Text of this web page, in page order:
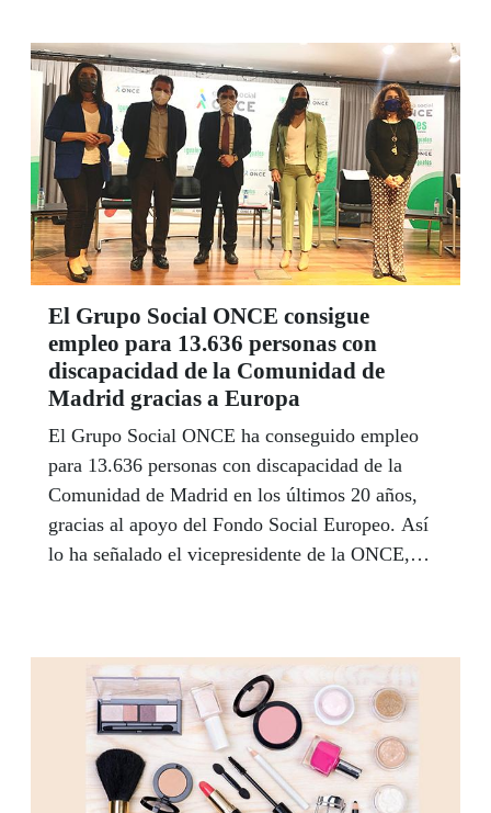
El Grupo Social ONCE consigue
empleo para 13.636 personas con
discapacidad de la Comunidad de
Madrid gracias a Europa
El Grupo Social ONCE ha conseguido empleo
para 13.636 personas con discapacidad de la
Comunidad de Madrid en los últimos 20 años,
gracias al apoyo del Fondo Social Europeo. Así
lo ha señalado el vicepresidente de la ONCE,